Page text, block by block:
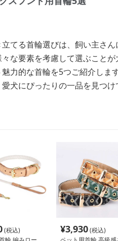
てる首輪選びは、飼い主さん
な要素を考慮して選ぶことが
力的な首輪を5つご紹介します
犬にぴったりの一品を見つけ
(税込)
¥3,930(税込)